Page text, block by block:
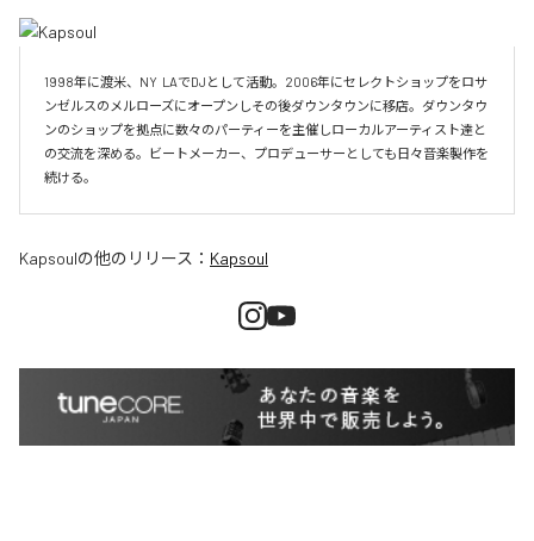
1998年に渡米、NY  LAでDJとして活動。2006年にセレクトショップをロサ
ンゼルスのメルローズにオープンしその後ダウンタウンに移店。ダウンタウ
ンのショップを拠点に数々のパーティーを主催しローカルアーティスト達と
の交流を深める。ビートメーカー、プロデューサーとしても日々音楽製作を
続ける。
Kapsoulの他のリリース： Kapsoul